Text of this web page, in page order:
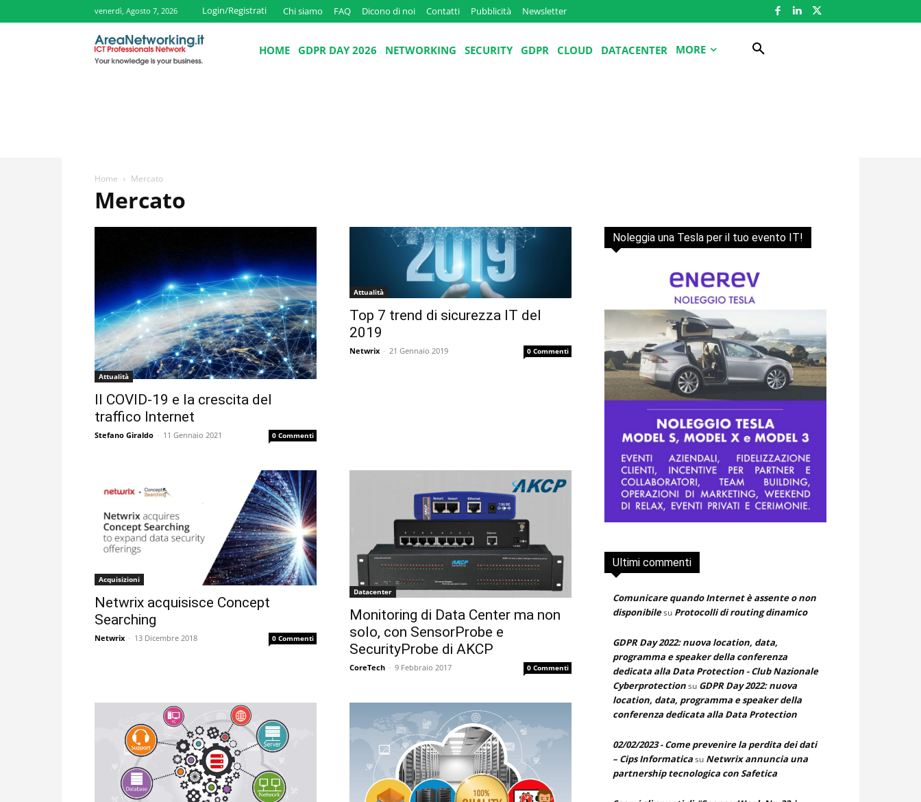
venerdì, Agosto 7, 2026 Login/Registrati Chi siamo FAQ Dicono di noi Contatti Pubblicità Newsletter
HOME GDPR DAY 2026 NETWORKING SECURITY GDPR CLOUD DATACENTER MORE
Home Mercato
Mercato
Attualità
Il COVID-19 e la crescita del
traffico Internet
Stefano Giraldo - 11 Gennaio 2021 0 Commenti
Attualità
Top 7 trend di sicurezza IT del
2019
Netwrix - 21 Gennaio 2019 0 Commenti
Acquisizioni
Netwrix acquisisce Concept
Searching
Netwrix - 13 Dicembre 2018 0 Commenti
Datacenter
Monitoring di Data Center ma non
solo, con SensorProbe e
SecurityProbe di AKCP
CoreTech - 9 Febbraio 2017 0 Commenti
Noleggia una Tesla per il tuo evento IT!
Ultimi commenti
Comunicare quando Internet è assente o non
disponibilesu Protocolli di routing dinamico
GDPR Day 2022: nuova location, data,
programma e speaker della conferenza
dedicata alla Data Protection - Club Nazionale
Cyberprotectionsu GDPR Day 2022: nuova
location, data, programma e speaker della
conferenza dedicata alla Data Protection
02/02/2023 - Come prevenire la perdita dei dati
– Cips Informaticasu Netwrix annuncia una
partnership tecnologica con Safetica